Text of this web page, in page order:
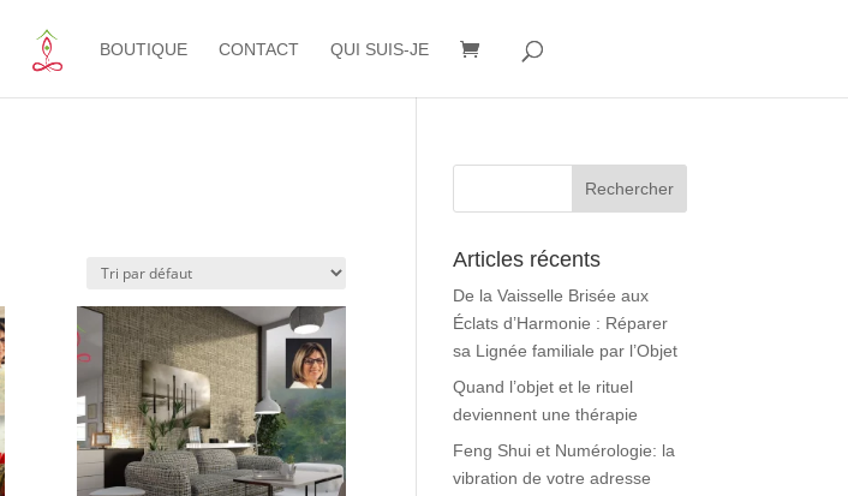
BOUTIQUE CONTACT QUI SUIS-JE
Articles récents
De la Vaisselle Brisée aux
Éclats d’Harmonie : Réparer
sa Lignée familiale par l’Objet
Quand l’objet et le rituel
deviennent une thérapie
Feng Shui et Numérologie: la
vibration de votre adresse